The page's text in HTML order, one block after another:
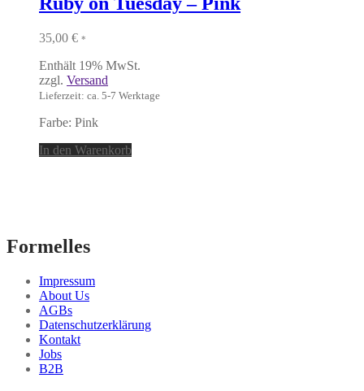
35,00 € *
Enthält 19% MwSt.
zzgl. Versand
Lieferzeit: ca. 5-7 Werktage
Farbe: Pink
In den Warenkorb
Formelles
Impressum
About Us
AGBs
Datenschutzerklärung
Kontakt
Jobs
B2B